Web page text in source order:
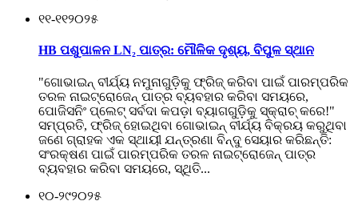
୧୧-୧୧୨୦୨୫
HB ପଶୁପାଳନ LN₂ ପାତ୍ର: ମୌଳିକ ଦୃଶ୍ୟ, ବିପୁଳ ସ୍ଥାନ
"ଗୋଭାଇନ୍ ବୀର୍ଯ୍ୟ ନମୁନାଗୁଡ଼ିକୁ ଫ୍ରିଜ୍ କରିବା ପାଇଁ ପାରମ୍ପରିକ
ତରଳ ନାଇଟ୍ରୋଜେନ୍ ପାତ୍ର ବ୍ୟବହାର କରିବା ସମୟରେ,
ପୋଜିସନିଂ ପ୍ଲେଟ୍ ସର୍ବଦା କପଡ଼ା ବ୍ୟାଗଗୁଡ଼ିକୁ ସ୍କ୍ରାଚ୍ କରେ!"
ସମ୍ପ୍ରତି, ଫ୍ରିଜ୍ ହୋଇଥିବା ଗୋଭାଇନ୍ ବୀର୍ଯ୍ୟ ବିକ୍ରୟ କରୁଥିବା
ଜଣେ ଗ୍ରାହକ ଏକ ସ୍ଥାୟୀ ଯନ୍ତ୍ରଣା ବିନ୍ଦୁ ସେୟାର କରିଛନ୍ତି:
ସଂରକ୍ଷଣ ପାଇଁ ପାରମ୍ପରିକ ତରଳ ନାଇଟ୍ରୋଜେନ୍ ପାତ୍ର
ବ୍ୟବହାର କରିବା ସମୟରେ, ସ୍ଥିତି...
୧୦-୨୯୨୦୨୫